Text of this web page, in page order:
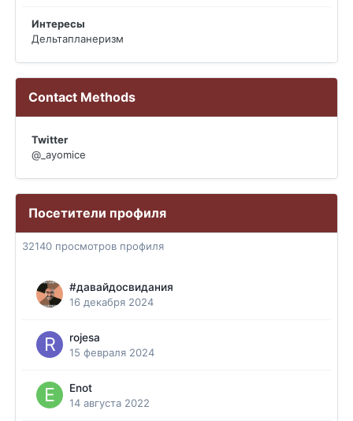
Интересы
Дельтапланеризм
Contact Methods
Twitter
@_ayomice
Посетители профиля
32140 просмотров профиля
#давайдосвидания
16 декабря 2024
rojesa
15 февраля 2024
Enot
14 августа 2022